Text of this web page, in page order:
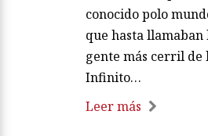
conocido polo
que hasta
gente más cerril de
Infinito…
Leer más